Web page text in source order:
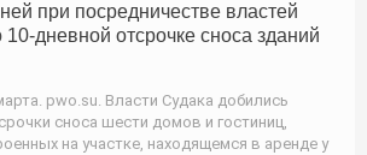
при посредничестве властей
10-дневной отсрочке сноса зданий
pwo.su. Власти Судака добились
сноса шести домов и гостиниц,
на участке, находящемся в аренде у